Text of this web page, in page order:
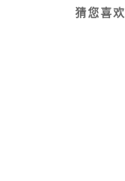
猜您喜欢